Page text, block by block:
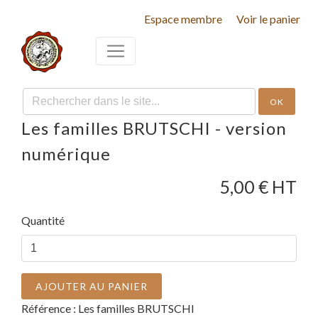
Espace membre Voir le panier
OK
Les familles BRUTSCHI - version
numérique
5,00 € HT
Quantité
AJOUTER AU PANIER
Référence : Les familles BRUTSCHI